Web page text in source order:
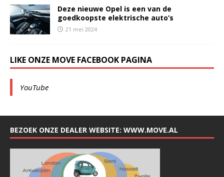
Deze nieuwe Opel is een van de
goedkoopste elektrische auto’s
21 mei 2024
LIKE ONZE MOVE FACEBOOK PAGINA
YouTube
BEZOEK ONZE DEALER WEBSITE: WWW.MOVE.AL